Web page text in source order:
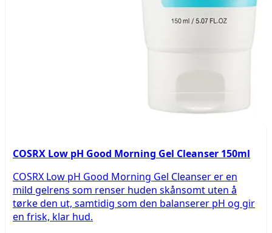
COSRX Low pH Good Morning Gel Cleanser 150ml
COSRX Low pH Good Morning Gel Cleanser er en
mild gelrens som renser huden skånsomt uten å
tørke den ut, samtidig som den balanserer pH og gir
en frisk, klar hud.